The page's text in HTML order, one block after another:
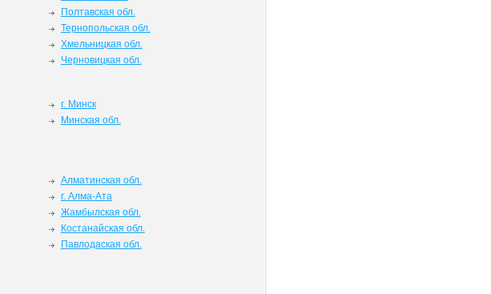
Полтавская обл.
Тернопольская обл.
Хмельницкая обл.
Черновицкая обл.
г. Минск
Минская обл.
Алматинская обл.
г. Алма-Ата
Жамбылская обл.
Костанайская обл.
Павлодаская обл.